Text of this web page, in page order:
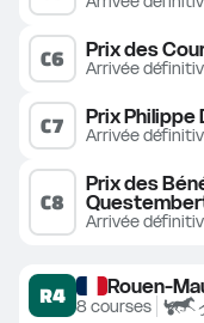
C6 Prix des
Arrivée
C7 Prix Philippe
Arrivée
C8
Prix des
Arrivée
R4 Rouen-
8 courses